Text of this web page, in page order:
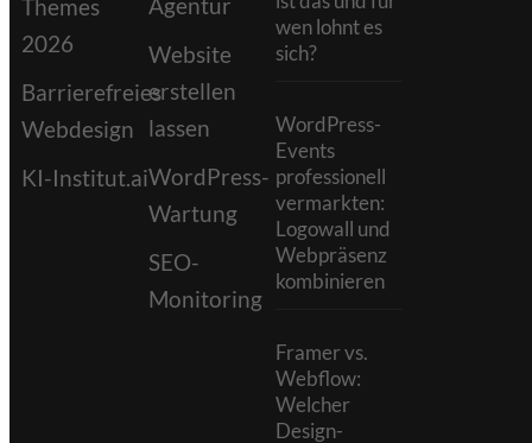
Themes
2026
Barrierefreies
Webdesign
KI-Institut.ai
Agentur
Website
erstellen
lassen
WordPress-
Wartung
SEO-
Monitoring
wen lohnt es
sich?
WordPress-
Events
professionell
vermarkten:
Logowall und
Webpräsenz
kombinieren
Framer vs.
Webflow:
Welcher
Design-